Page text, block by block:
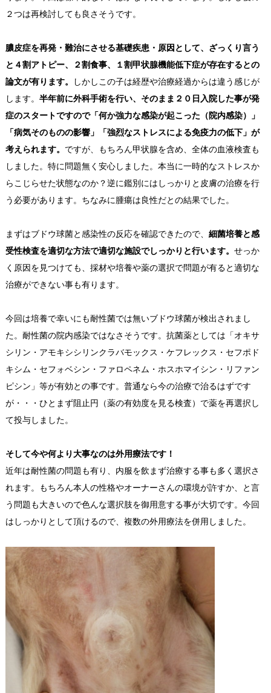
２つは再検討しても良さそうです。
膿皮症を再発・難治にさせる基礎疾患・原因として、ざっくり言う
と４割アトピー、２割食事、１割甲状腺機能低下症が存在するとの
論文が有ります。
しかしこの子は経歴や治療経過からは違う感じが
します。 半年前に外科手術を行い、そのまま２０日入院した事が発
症のスタートですので「何か強力な感染が起こった（院内感染）」
「病気そのものの影響」「強烈なストレスによる免疫力の低下」が
考えられます。 ですが、もちろん甲状腺を含め、全体の血液検査も
しました。特に問題無く安心しました。本当に一時的なストレスか
らこじらせた状態なのか？逆に鑑別にはしっかりと皮膚の治療を行
う必要があります。ちなみに腫瘍は良性だとの結果でした。
まずはブドウ球菌と感染性の反応を確認できたので、 細菌培養と感
受性検査を適切な方法で適切な施設でしっかりと行います。 せっか
く原因を見つけても、採材や培養や薬の選択で問題が有ると適切な
治療ができない事も有ります。
今回は培養で幸いにも耐性菌では無いブドウ球菌が検出されまし
た。耐性菌の院内感染ではなさそうです。抗菌薬としては「オキサ
シリン・アモキシシリンクラバモックス・ケフレックス・セフポド
キシム・セフォベシン・ファロペネム・ホスホマイシン・リファン
ピシン」等が有効との事です。普通なら今の治療で治るはずです
が・・・ひとまず阻止円（薬の有効度を見る検査）で薬を再選択し
て投与しました。
そして今や何より大事なのは外用療法です！
近年は耐性菌の問題も有り、内服を飲まず治療する事も多く選択さ
れます。もちろん本人の性格やオーナーさんの環境が許すか、と言
う問題も大きいので色んな選択肢を御用意する事が大切です。今回
はしっかりとして頂けるので、複数の外用療法を併用しました。